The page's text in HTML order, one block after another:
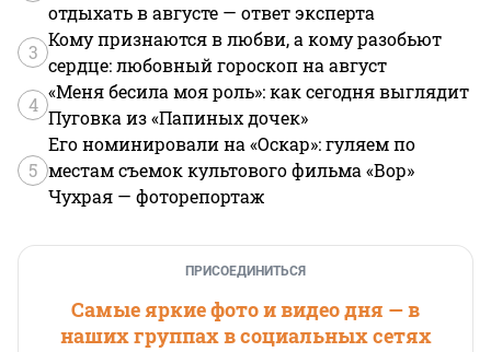
отдыхать в августе — ответ эксперта
3
Кому признаются в любви, а кому разобьют
сердце: любовный гороскоп на август
4
«Меня бесила моя роль»: как сегодня выглядит
Пуговка из «Папиных дочек»
5
Его номинировали на «Оскар»: гуляем по
местам съемок культового фильма «Вор»
Чухрая — фоторепортаж
ПРИСОЕДИНИТЬСЯ
Самые яркие фото и видео дня — в
наших группах в социальных сетях